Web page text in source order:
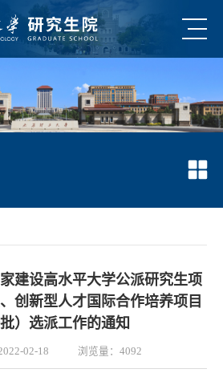
建设高水平大学公派研究生项
创新型人才国际合作培养项目
批）选派工作的通知
02-18 浏览量： 4092